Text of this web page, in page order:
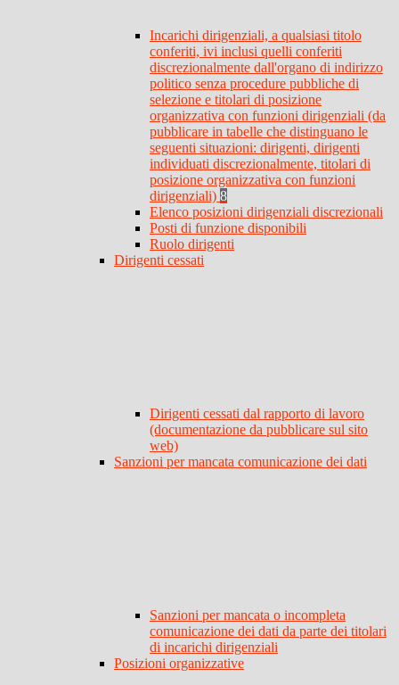
Incarichi dirigenziali, a qualsiasi titolo
conferiti, ivi inclusi quelli conferiti
discrezionalmente dall'organo di indirizzo
politico senza procedure pubbliche di
selezione e titolari di posizione
organizzativa con funzioni dirigenziali (da
pubblicare in tabelle che distinguano le
seguenti situazioni: dirigenti, dirigenti
individuati discrezionalmente, titolari di
posizione organizzativa con funzioni
dirigenziali) 8
Elenco posizioni dirigenziali discrezionali
Posti di funzione disponibili
Ruolo dirigenti
Dirigenti cessati
Dirigenti cessati dal rapporto di lavoro
(documentazione da pubblicare sul sito
web)
Sanzioni per mancata comunicazione dei dati
Sanzioni per mancata o incompleta
comunicazione dei dati da parte dei titolari
di incarichi dirigenziali
Posizioni organizzative